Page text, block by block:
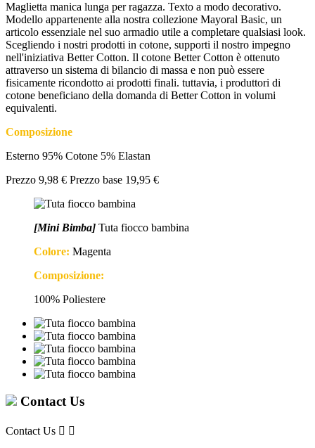
Maglietta manica lunga per ragazza. Texto a modo decorativo.
Modello appartenente alla nostra collezione Mayoral Basic, un
articolo essenziale nel suo armadio utile a completare qualsiasi look.
Scegliendo i nostri prodotti in cotone, supporti il nostro impegno
nell'iniziativa Better Cotton. Il cotone Better Cotton è ottenuto
attraverso un sistema di bilancio di massa e non può essere
fisicamente ricondotto ai prodotti finali. tuttavia, i produttori di
cotone beneficiano della domanda di Better Cotton in volumi
equivalenti.
Composizione
Esterno 95% Cotone 5% Elastan
Prezzo 9,98 € Prezzo base 19,95 €
[Mini Bimba] Tuta fiocco bambina
Colore: Magenta
Composizione:
100% Poliestere
Contact Us
Contact Us  